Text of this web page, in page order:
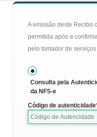
A emissão deste Recibo
permitida após a
pelo tomador de
Consulta pela
da NFS-e
Código de autenticidade